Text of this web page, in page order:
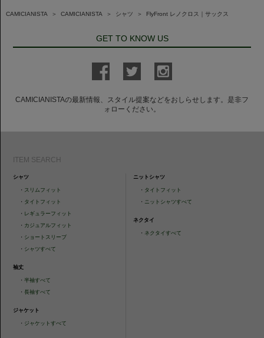
CAMICIANISTA ＞ CAMICIANISTA ＞ シャツ ＞ FlyFront レノクロス｜サックス
GET TO KNOW US
CAMICIANISTAの最新情報、スタイル提案などをおしらせします。是非フ
ォローください。
ITEM SEARCH
シャツ
・ スリムフィット
・ タイトフィット
・ レギュラーフィット
・ カジュアルフィット
・ ショートスリーブ
・ シャツすべて
袖丈
・半袖すべて
・長袖すべて
ジャケット
・ ジャケットすべて
ニットシャツ
・ タイトフィット
・ ニットシャツすべて
ネクタイ
・ ネクタイすべて